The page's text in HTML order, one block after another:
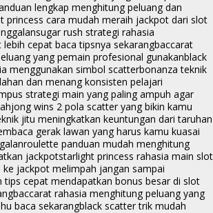
lengkap menghitung peluang dan
princess cara mudah meraih jackpot dari slot
sugar rush strategi rahasia
cepat baca tipsnya sekarangbaccarat
yang pemain profesional gunakanblack
menggunakan simbol scatterbonanza teknik
dan menang konsisten pelajari
strategi main yang paling ampuh agar
wins 2 pola scatter yang bikin kamu
jitu meningkatkan keuntungan dari taruhan
gerak lawan yang harus kamu kuasai
roulette panduan mudah menghitung
jackpotstarlight princess rahasia main slot
jackpot melimpah jangan sampai
tips cepat mendapatkan bonus besar di slot
baccarat rahasia menghitung peluang yang
baca sekarangblack scatter trik mudah